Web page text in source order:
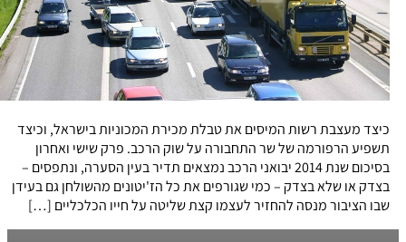
כיצד מעצבת רשות המיסים את טבלת מכירת המכוניות בישראל, וכיצד
תשפיע הרפורמה של שר התחבורה על שוק הרכב. פרק שישי ואחרון
בסיכום שנת 2014 יבואני הרכב נמצאים תדיר בעין הסערה, ונתפסים –
בצדק או שלא בצדק – כמי שגורפים את כל הז'יטונים מהשולחן גם בעידן
שבו הציבור מנסה להחזיר לעצמו קצת שליטה על חייו הכלכליים […]